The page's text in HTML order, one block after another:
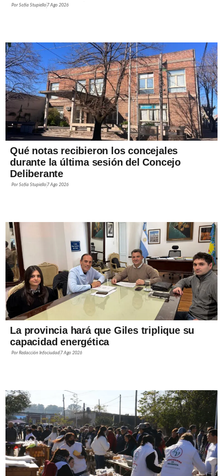
PorSofía Stupiello 7 Ago 2026
Qué notas recibieron los concejales
durante la última sesión del Concejo
Deliberante
PorSofía Stupiello 7 Ago 2026
La provincia hará que Giles triplique su
capacidad energética
PorRedacción Infociudad 7 Ago 2026